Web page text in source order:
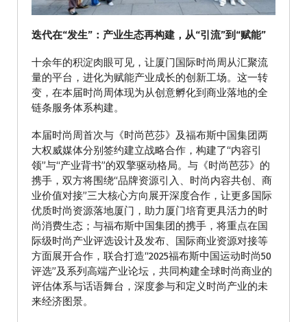
迭代在“发生”：产业生态再构建，从“引流”到“赋能”
十余年的积淀肉眼可见，让厦门国际时尚周从汇聚流
量的平台，进化为赋能产业成长的创新工场。这一转
变，在本届时尚周体现为从创意孵化到商业落地的全
链条服务体系构建。
本届时尚周首次与《时尚芭莎》及福布斯中国集团两
大权威媒体分别签约建立战略合作，构建了“内容引
领”与“产业背书”的双擎驱动格局。与《时尚芭莎》的
携手，双方将围绕“品牌资源引入、时尚内容共创、商
业价值对接”三大核心方向展开深度合作，让更多国际
优质时尚资源落地厦门，助力厦门培育更具活力的时
尚消费生态；与福布斯中国集团的携手，将重点在国
际级时尚产业评选设计及发布、国际商业资源对接等
方面展开合作，联合打造“2025福布斯中国运动时尚50
评选”及系列高端产业论坛，共同构建全球时尚商业的
评估体系与话语舞台，深度参与和定义时尚产业的未
来经济图景。